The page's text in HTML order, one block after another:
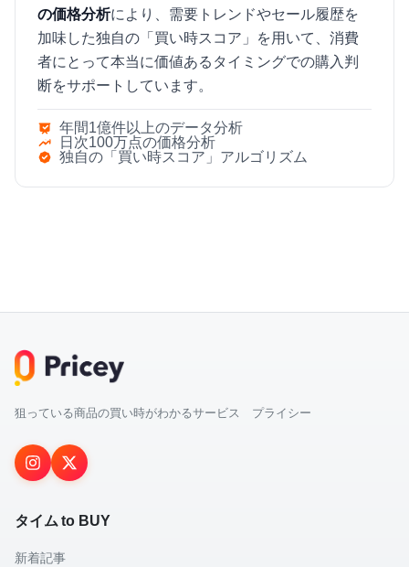
の価格分析により、需要トレンドやセール履歴を
加味した独自の「買い時スコア」を用いて、消費
者にとって本当に価値あるタイミングでの購入判
断をサポートしています。
年間1億件以上のデータ分析
日次100万点の価格分析
独自の「買い時スコア」アルゴリズム
狙っている商品の買い時がわかるサービス プライシー
タイム to BUY
新着記事